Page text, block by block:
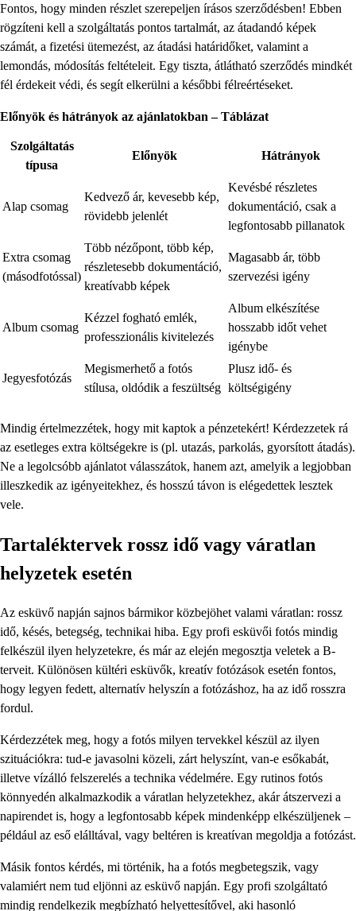
Fontos, hogy minden részlet szerepeljen írásos szerződésben! Ebben
rögzíteni kell a szolgáltatás pontos tartalmát, az átadandó képek
számát, a fizetési ütemezést, az átadási határidőket, valamint a
lemondás, módosítás feltételeit. Egy tiszta, átlátható szerződés mindkét
fél érdekeit védi, és segít elkerülni a későbbi félreértéseket.
Előnyök és hátrányok az ajánlatokban – Táblázat
Szolgáltatás
típusa
Előnyök Hátrányok
Alap csomag
Kedvező ár, kevesebb kép,
rövidebb jelenlét
Kevésbé részletes
dokumentáció, csak a
legfontosabb pillanatok
Extra csomag
(másodfotóssal)
Több nézőpont, több kép,
részletesebb dokumentáció,
kreatívabb képek
Magasabb ár, több
szervezési igény
Album csomag
Kézzel fogható emlék,
professzionális kivitelezés
Album elkészítése
hosszabb időt vehet
igénybe
Jegyesfotózás
Megismerhető a fotós
stílusa, oldódik a feszültség
Plusz idő- és
költségigény
Mindig értelmezzétek, hogy mit kaptok a pénzetekért! Kérdezzetek rá
az esetleges extra költségekre is (pl. utazás, parkolás, gyorsított átadás).
Ne a legolcsóbb ajánlatot válasszátok, hanem azt, amelyik a legjobban
illeszkedik az igényeitekhez, és hosszú távon is elégedettek lesztek
vele.
Tartaléktervek rossz idő vagy váratlan
helyzetek esetén
Az esküvő napján sajnos bármikor közbejöhet valami váratlan: rossz
idő, késés, betegség, technikai hiba. Egy profi esküvői fotós mindig
felkészül ilyen helyzetekre, és már az elején megosztja veletek a B-
terveit. Különösen kültéri esküvők, kreatív fotózások esetén fontos,
hogy legyen fedett, alternatív helyszín a fotózáshoz, ha az idő rosszra
fordul.
Kérdezzétek meg, hogy a fotós milyen tervekkel készül az ilyen
szituációkra: tud-e javasolni közeli, zárt helyszínt, van-e esőkabát,
illetve vízálló felszerelés a technika védelmére. Egy rutinos fotós
könnyedén alkalmazkodik a váratlan helyzetekhez, akár átszervezi a
napirendet is, hogy a legfontosabb képek mindenképp elkészüljenek –
például az eső elálltával, vagy beltéren is kreatívan megoldja a fotózást.
Másik fontos kérdés, mi történik, ha a fotós megbetegszik, vagy
valamiért nem tud eljönni az esküvő napján. Egy profi szolgáltató
mindig rendelkezik megbízható helyettesítővel, aki hasonló